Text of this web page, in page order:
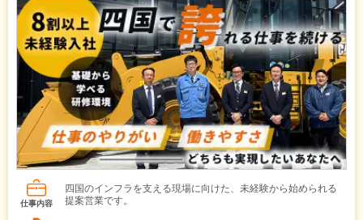
仕事内容
四国のインフラを支える現場に向けた、未経験から始められる
提案営業です。